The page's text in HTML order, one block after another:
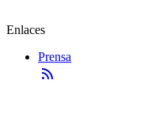
Enlaces
Prensa